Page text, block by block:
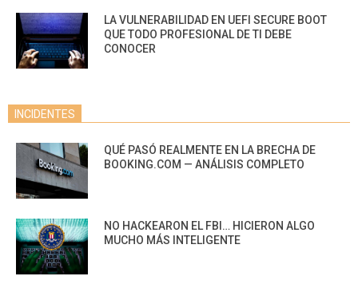
LA VULNERABILIDAD EN UEFI SECURE BOOT
QUE TODO PROFESIONAL DE TI DEBE
CONOCER
INCIDENTES
QUÉ PASÓ REALMENTE EN LA BRECHA DE
BOOKING.COM — ANÁLISIS COMPLETO
NO HACKEARON EL FBI… HICIERON ALGO
MUCHO MÁS INTELIGENTE